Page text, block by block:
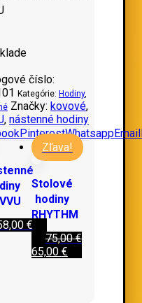
číslo:
Kategórie: Hodiny,
Značky:kovové,
,nástenné hodiny
PinterestWhatsappEmail
€
Zľava!
Stolové
hodiny
RHYTHM
75,00€
65,00 €